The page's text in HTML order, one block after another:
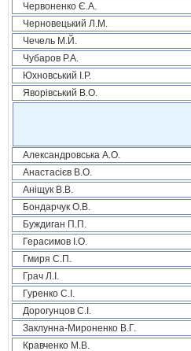
Червоненко Є.А.
Черновецький Л.М.
Чечель М.Й.
Чубаров Р.А.
Юхновський І.Р.
Яворівський В.О.
Александровська А.О.
Анастасієв В.О.
Аніщук В.В.
Бондарчук О.В.
Буждиган П.П.
Герасимов І.О.
Гмиря С.П.
Грач Л.І.
Гуренко С.І.
Дорогунцов С.І.
Заклунна-Мироненко В.Г.
Кравченко М.В.